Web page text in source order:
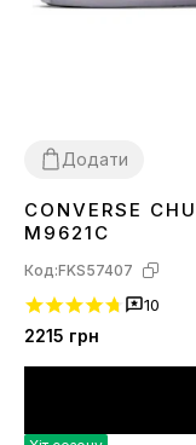
Додати
363739 4041 4243
CONVERSE
M9621C
Код:FKS57407
10
2215 грн